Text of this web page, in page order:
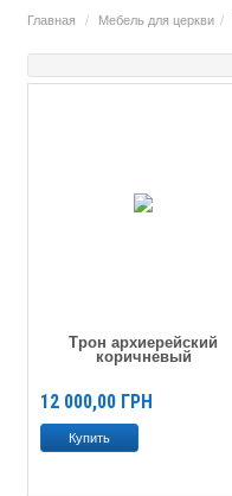
Главная Мебель для церкви
Трон архиерейский
коричневый
12 000,00 ГРН